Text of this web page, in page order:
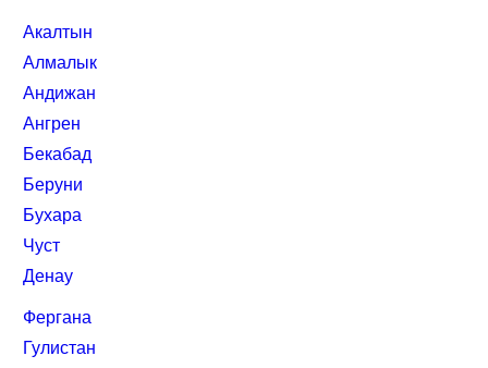
Акалтын
Алмалык
Андижан
Ангрен
Бекабад
Беруни
Бухара
Чуст
Денау
Фергана
Гулистан